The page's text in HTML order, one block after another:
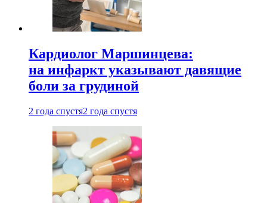
Кардиолог Маршинцева:
на инфаркт указывают давящие
боли за грудиной
2 года спустя2 года спустя